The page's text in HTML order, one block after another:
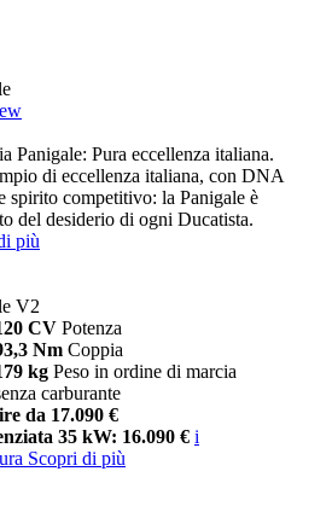
Panigale: Pura eccellenza italiana.
di eccellenza italiana, con DNA
spirito competitivo: la Panigale è
del desiderio di ogni Ducatista.
più
V2
CV Potenza
Nm Coppia
kg Peso in ordine di marcia
carburante
da 17.090 €
35 kW: 16.090 € i
Scopri di più